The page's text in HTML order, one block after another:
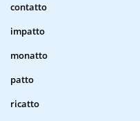
contatto
impatto
monatto
patto
ricatto